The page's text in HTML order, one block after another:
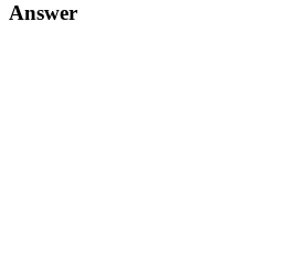
Answer